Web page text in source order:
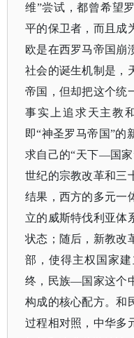
维”尝试，都曾希望
平的保卫者，而且成
欧是在西罗马帝国崩
社会的诞生机制是，
帝国，但却把这个统
事实上追求天主教
即“神圣罗马帝国”的
求自己的“天下—国家
世纪的宗教改革和三
结果，西方的多元一
立的威斯特伐利亚体
状态；随后，新教改
部，使得主权国家
终，民族—国家这个
构成的核心配方。和
过程相对照，中华多